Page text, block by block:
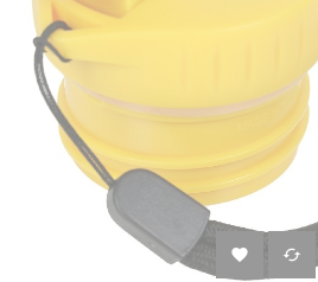
 